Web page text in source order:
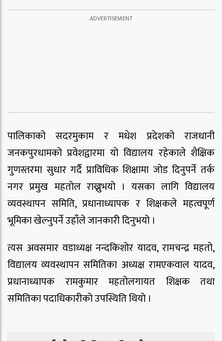
पालिकाको सदरमुकाम र मधेश प्रदेशको राजधानी
जनकपुरधामको प्रवेशद्वारमा यो विद्यालय रहेकाले शैक्षिक
गुणस्तरमा सुधार गर्दै प्राविधिक शिक्षामा जोड दिनुपर्ने तर्क
नगर प्रमुख महतोल राख्नुभयो । यसका लागि विद्यालय
व्यवस्थापन समिति, प्रधानाध्यापक र शिक्षकले महत्वपूर्ण
भूमिका खेल्नुपर्ने उहाँले जानकारी दिनुभयो ।
त्यस अवसमार वडाध्यक्ष नन्दकिशोर यादव, रामचन्द्र महतो,
विद्यालय व्यवस्थापन समितिका अध्यक्ष रामएकवाल यादव,
प्रधानाध्यापक रामकुमार महतोलगायत शिक्षक तथा
समितिका पदाधिकारीको उपस्थिति थियो ।